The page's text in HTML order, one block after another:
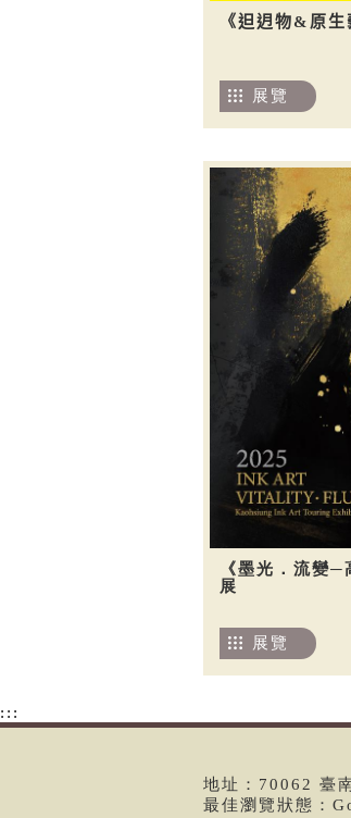
《𨑨迌物&原
展覽
《墨光．流變─
展
展覽
:::
地址：70062 臺
最佳瀏覽狀態：